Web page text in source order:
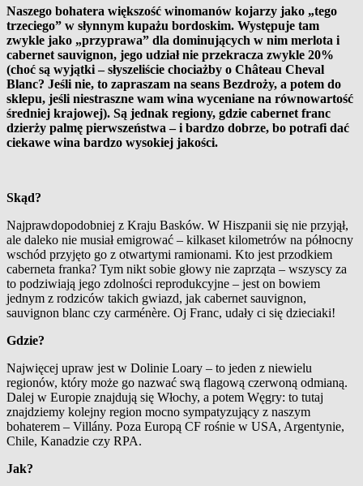
Naszego bohatera większość winomanów kojarzy jako „tego
trzeciego” w słynnym kupażu bordoskim. Występuje tam
zwykle jako „przyprawa” dla dominujących w nim merlota i
cabernet sauvignon, jego udział nie przekracza zwykle 20%
(choć są wyjątki – słyszeliście chociażby o Château Cheval
Blanc? Jeśli nie, to zapraszam na seans Bezdroży, a potem do
sklepu, jeśli niestraszne wam wina wyceniane na równowartość
średniej krajowej). Są jednak regiony, gdzie cabernet franc
dzierży palmę pierwszeństwa – i bardzo dobrze, bo potrafi dać
ciekawe wina bardzo wysokiej jakości.
Skąd?
Najprawdopodobniej z Kraju Basków. W Hiszpanii się nie przyjął,
ale daleko nie musiał emigrować – kilkaset kilometrów na północny
wschód przyjęto go z otwartymi ramionami. Kto jest przodkiem
caberneta franka? Tym nikt sobie głowy nie zaprząta – wszyscy za
to podziwiają jego zdolności reprodukcyjne – jest on bowiem
jednym z rodziców takich gwiazd, jak cabernet sauvignon,
sauvignon blanc czy carménère. Oj Franc, udały ci się dzieciaki!
Gdzie?
Najwięcej upraw jest w Dolinie Loary – to jeden z niewielu
regionów, który może go nazwać swą flagową czerwoną odmianą.
Dalej w Europie znajdują się Włochy, a potem Węgry: to tutaj
znajdziemy kolejny region mocno sympatyzujący z naszym
bohaterem – Villány. Poza Europą CF rośnie w USA, Argentynie,
Chile, Kanadzie czy RPA.
Jak?